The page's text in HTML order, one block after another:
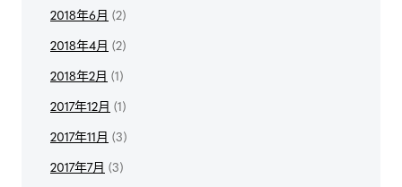
2018年6月 (2)
2018年4月 (2)
2018年2月 (1)
2017年12月 (1)
2017年11月 (3)
2017年7月 (3)